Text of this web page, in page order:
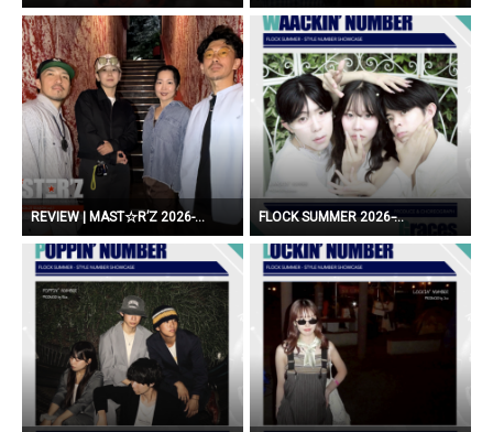
REVIEW | MAST☆R’Z 2026-... FLOCK SUMMER 2026 ̵...